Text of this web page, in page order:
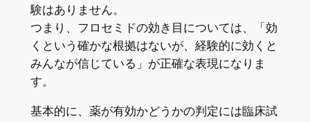
験はありません。
つまり、フロセミドの効き目については、「効
くという確かな根拠はないが、経験的に効くと
みんなが信じている」が正確な表現になりま
す。
基本的に、薬が有効かどうかの判定には臨床試